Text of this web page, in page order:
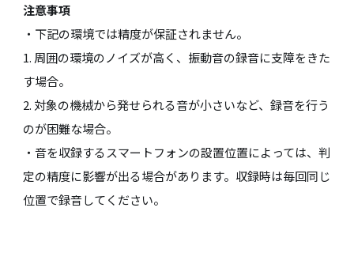
注意事項
・下記の環境では精度が保証されません。
1. 周囲の環境のノイズが高く、振動音の録音に支障をきた
す場合。
2. 対象の機械から発せられる音が小さいなど、録音を行う
のが困難な場合。
・音を収録するスマートフォンの設置位置によっては、判
定の精度に影響が出る場合があります。収録時は毎回同じ
位置で録音してください。